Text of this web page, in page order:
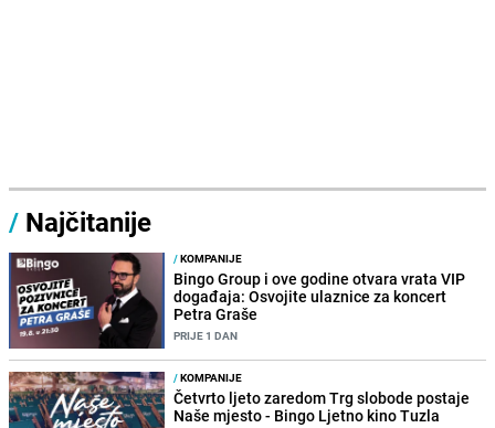
/ Najčitanije
/KOMPANIJE
Bingo Group i ove godine otvara vrata VIP
događaja: Osvojite ulaznice za koncert
Petra Graše
PRIJE 1 DAN
/KOMPANIJE
Četvrto ljeto zaredom Trg slobode postaje
Naše mjesto - Bingo Ljetno kino Tuzla